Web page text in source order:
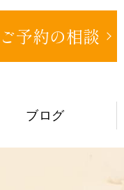
ご予約の相談
ブログ